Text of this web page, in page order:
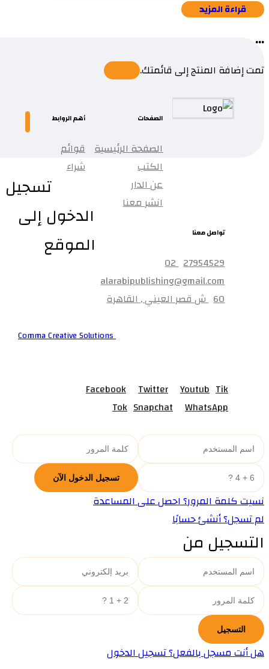
قراءة المزيد
...
تمت إضافة المنتج إلى قائمتك.
الصفحات
الصفحة الرئيسية
الكتب
عن الدار
انشر معنا
أهم الروابط
قوائم
شراء
تواصل معنا
27954529 02
alarabipublishing@gmail.com
60 ش قصر العيني , القاهرة
Comma Creative Solutions
Facebook Twitter Youtub Tik
Tok Snapchat WhatsApp
تسجيل
الدخول إلى
الموقع
نسيت كلمة المرور؟ احصل على المساعدة
لم تسجل؟ أنشئ حسابًا
التسجيل من
هل أنت مسجل بالفعل؟ تسجيل الدخول